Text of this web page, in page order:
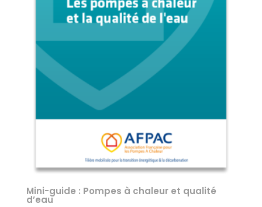
Mini-guide : Pompes à chaleur et qualité
d’eau